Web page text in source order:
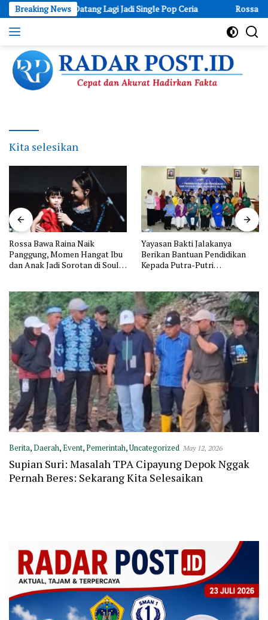
Skip
to
content
Breaking News
yang Datang Lagi Jadi Single Pop Ceria Rossa Bawa
dan
Akurat
Hadirkan
Fakta
Kita selesikan
Rossa Bawa Raina Naik
Panggung, Momen Hangat Ibu
dan Anak Jadi Sorotan di Soul
Yayasan Bakti Jalakanya
Berikan Bantuan Pendidikan
Kepada Putra-Putri
Berita,Daerah,Event,Pemerintah,Uncategorized May 12, 2026
Supian Suri: Masalah TPA Cipayung Depok Nggak
Pernah Beres: Sekarang Kita Selesaikan